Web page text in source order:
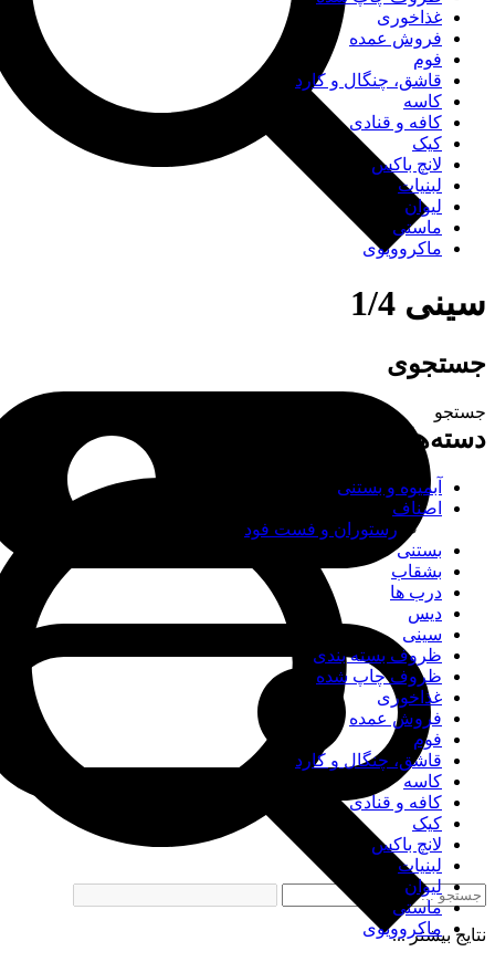
نتایج بیشتر ...
غذاخوری
فروش عمده
فوم
قاشق، چنگال و کارد
کاسه
کافه و قنادی
کیک
لانچ باکس
لبنیات
لیوان
ماستی
ماکروویوی
سینی 1/4
جستجوی
جستجو
دسته‌های محصولات
آبمیوه و بستنی
اصناف
رستوران و فست فود
بستنی
بشقاب
درب ها
دیس
سینی
ظروف بسته بندی
ظروف چاپ شده
غذاخوری
فروش عمده
فوم
قاشق، چنگال و کارد
کاسه
کافه و قنادی
کیک
لانچ باکس
لبنیات
لیوان
ماستی
ماکروویوی